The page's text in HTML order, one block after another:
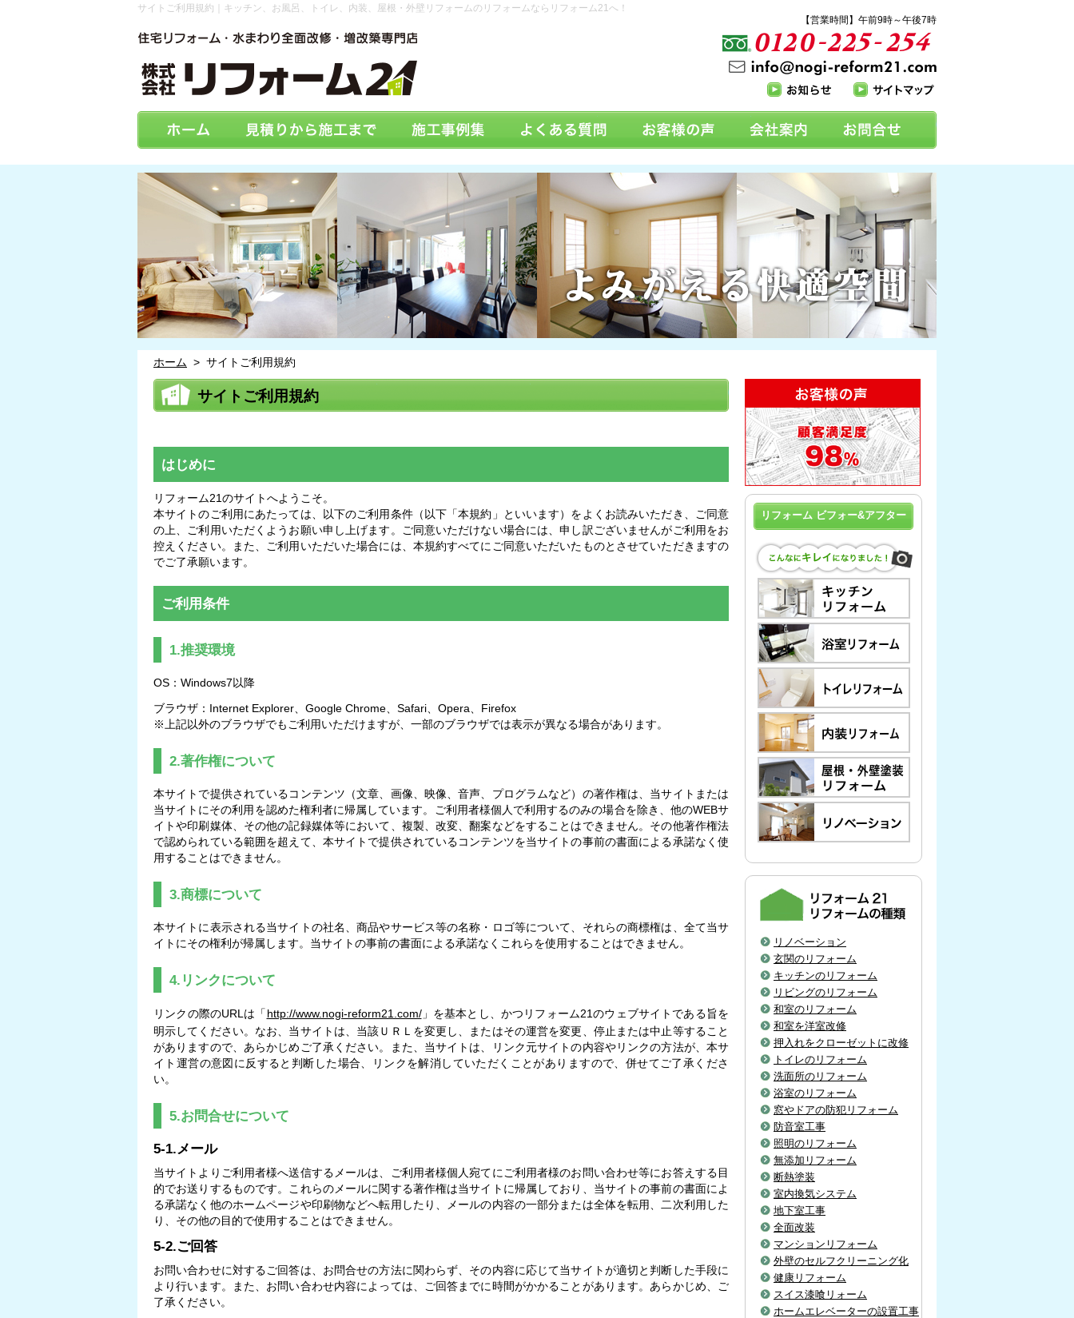
サイトご利用規約｜キッチン、お風呂、トイレ、内装、屋根・外壁リフォームのリフォームならリフォーム21へ！
【営業時間】午前9時～午後7時
ホーム > サイトご利用規約
サイトご利用規約
はじめに
リフォーム21のサイトへようこそ。
本サイトのご利用にあたっては、以下のご利用条件（以下「本規約」といいます）をよくお読みいただき、ご同意
の上、ご利用いただくようお願い申し上げます。ご同意いただけない場合には、申し訳ございませんがご利用をお
控えください。また、ご利用いただいた場合には、本規約すべてにご同意いただいたものとさせていただきますの
でご了承願います。
ご利用条件
1.推奨環境
OS：Windows7以降
ブラウザ：Internet Explorer、Google Chrome、Safari、Opera、Firefox
※上記以外のブラウザでもご利用いただけますが、一部のブラウザでは表示が異なる場合があります。
2.著作権について
本サイトで提供されているコンテンツ（文章、画像、映像、音声、プログラムなど）の著作権は、当サイトまたは
当サイトにその利用を認めた権利者に帰属しています。ご利用者様個人で利用するのみの場合を除き、他のWEBサ
イトや印刷媒体、その他の記録媒体等において、複製、改変、翻案などをすることはできません。その他著作権法
で認められている範囲を超えて、本サイトで提供されているコンテンツを当サイトの事前の書面による承諾なく使
用することはできません。
3.商標について
本サイトに表示される当サイトの社名、商品やサービス等の名称・ロゴ等について、それらの商標権は、全て当サ
イトにその権利が帰属します。当サイトの事前の書面による承諾なくこれらを使用することはできません。
4.リンクについて
リンクの際のURLは「 http://www.nogi-reform21.com/」を基本とし、かつリフォーム21のウェブサイトである旨を
明示してください。なお、当サイトは、当該ＵＲＬを変更し、またはその運営を変更、停止または中止等すること
がありますので、あらかじめご了承ください。また、当サイトは、リンク元サイトの内容やリンクの方法が、本サ
イト運営の意図に反すると判断した場合、リンクを解消していただくことがありますので、併せてご了承くださ
い。
5.お問合せについて
5-1.メール
当サイトよりご利用者様へ送信するメールは、ご利用者様個人宛てにご利用者様のお問い合わせ等にお答えする目
的でお送りするものです。これらのメールに関する著作権は当サイトに帰属しており、当サイトの事前の書面によ
る承諾なく他のホームページや印刷物などへ転用したり、メールの内容の一部分または全体を転用、二次利用した
り、その他の目的で使用することはできません。
5-2.ご回答
お問い合わせに対するご回答は、お問合せの方法に関わらず、その内容に応じて当サイトが適切と判断した手段に
より行います。また、お問い合わせ内容によっては、ご回答までに時間がかかることがあります。あらかじめ、ご
了承ください。
リフォーム ビフォー&アフター
リノベーション
玄関のリフォーム
キッチンのリフォーム
リビングのリフォーム
和室のリフォーム
和室を洋室改修
押入れをクローゼットに改修
トイレのリフォーム
洗面所のリフォーム
浴室のリフォーム
窓やドアの防犯リフォーム
防音室工事
照明のリフォーム
無添加リフォーム
断熱塗装
室内換気システム
地下室工事
全面改装
マンションリフォーム
外壁のセルフクリーニング化
健康リフォーム
スイス漆喰リォーム
ホームエレベーターの設置工事